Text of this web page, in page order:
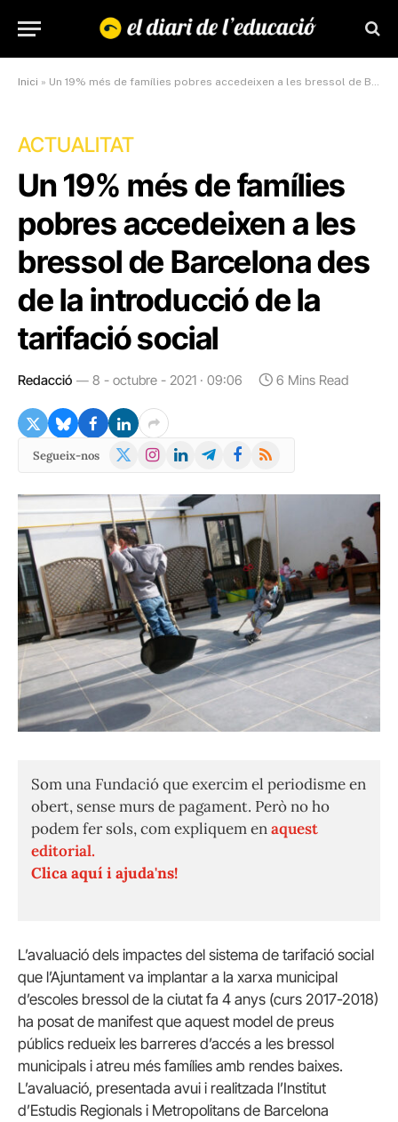
Inici » Un 19% més de famílies pobres accedeixen a les bressol de Barcelona des de la introducció de la tarifació social
ACTUALITAT
Un 19% més de famílies
pobres accedeixen a les
bressol de Barcelona des
de la introducció de la
tarifació social
Redacció 8 - octubre - 2021 · 09:06 6 Mins Read
Segueix-nos
X
Instagram
LinkedInTelegramFacebook
RSS
Som una Fundació que exercim el periodisme en
obert, sense murs de pagament. Però no ho
podem fer sols, com expliquem enaquest
editorial.
Clica aquí i ajuda'ns!
L’avaluació dels impactes del sistema de tarifació social
que l’Ajuntament va implantar a la xarxa municipal
d’escoles bressol de la ciutat fa 4 anys (curs 2017-2018)
ha posat de manifest que aquest model de preus
públics redueix les barreres d’accés a les bressol
municipals i atreu més famílies amb rendes baixes.
L’avaluació, presentada avui i realitzada l’Institut
d’Estudis Regionals i Metropolitans de Barcelona